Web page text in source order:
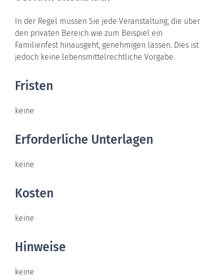
In der Regel müssen Sie jede Veranstaltung, die über
den privaten Bereich wie zum Beispiel ein
Familienfesthinausgeht, genehmigen lassen. Dies ist
jedoch keine lebensmittelrechtliche Vorgabe.
Fristen
keine
Erforderliche Unterlagen
keine
Kosten
keine
Hinweise
keine